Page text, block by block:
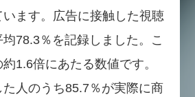
ます。広告に接触した視聴
78.3％を記録しました。こ
1.6倍にあたる数値です。
た人のうち85.7％が実際に商